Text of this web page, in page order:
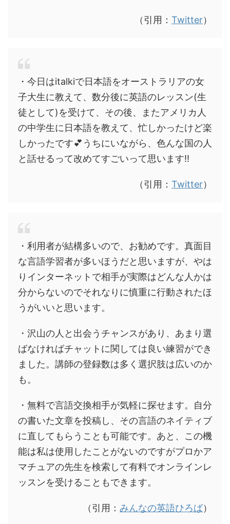
（引用： Twitter）
・今日はitalkiで日本語をオーストラリアの女
子大生に教えて、数分後に英語のレッスン(生
徒として)を受けて、その後、またアメリカ人
の中学生に日本語を教えて、忙しかったけど楽
しかったです💕うちにいながら、色んな国の人
と話せるって改めてすごいって思います‼️
（引用： Twitter）
・利用者が結構多いので、お勧めです。真面目
な言語学習者が多いほうだと思いますが、やは
りインターネットで相手が実際はどんな人かは
分からないのでそれなりに慎重に行動されたほ
うがいいと思います。
・沢山の人と出会うチャンスがあり、あまり選
ばなければチャットに関しては良い練習ができ
ました。講師の登録数は多く選択肢は広いのか
も。
・無料で言語交換相手が気軽に探せます。自分
の書いた文章を投稿し、その言語のネイティブ
に直してもらうことも可能です。あと、この機
能は私は使用したことがないのですがプロかア
マチュアの先生を検索して有料でオンラインレ
ッスンを受けることもできます。
（引用： みんなの英語ひろば）